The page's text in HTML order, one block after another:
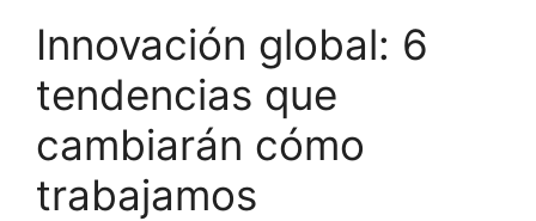
Innovación global: 6
tendencias que
cambiarán cómo
trabajamos